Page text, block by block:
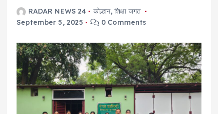
RADAR NEWS 24 कोल्हान,शिक्षा जगत
September 5, 2025
0 Comments